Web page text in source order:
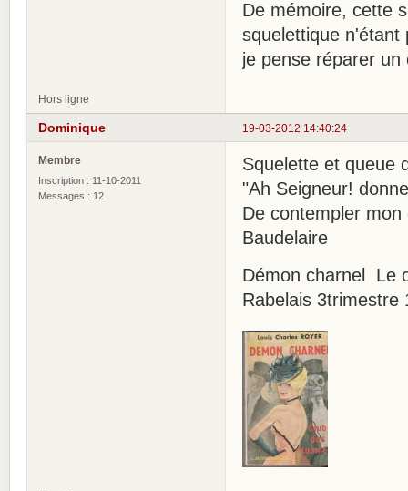
De mémoire, cette
squelettique n'étant
je pense réparer
Hors ligne
19-03-2012 14:40:24
Dominique
Membre
Inscription : 11-10-2011
Messages : 12
Squelette et queue
"Ah Seigneur!
De contempler
Baudelaire
Démon charnel Le
Rabelais 3trimestre